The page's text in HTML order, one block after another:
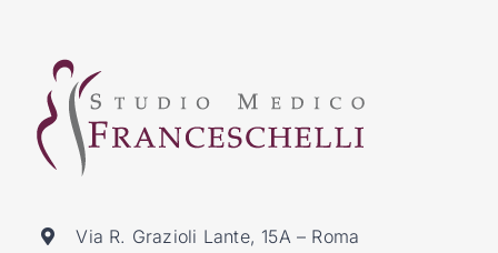
Via R. Grazioli Lante, 15A – Roma